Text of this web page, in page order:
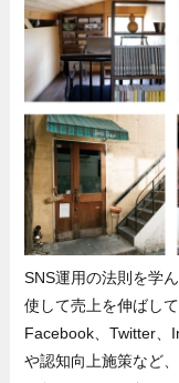
SNS運用の法則を学
使して売上を伸ばし
Facebook、Twitter、
や認知向上施策など